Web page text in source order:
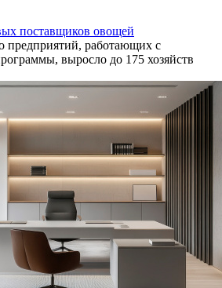
поставщиков овощей
предприятий, работающих с
выросло до 175 хозяйств